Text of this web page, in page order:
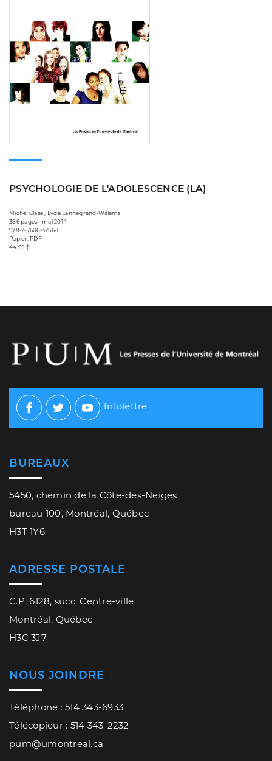
PSYCHOLOGIE DE L'ADOLESCENCE (LA)
Michel Claes , Lyda Lannegrand-Willems
386 pages • mai 2014
978-2-7606-3256-1
Papier, PDF
44,95 $
Facebook
TwitterYoutube
Infolettre
BUREAUX
5450, chemin de la Côte-des-Neiges,
bureau 100, Montréal, Québec
H3T 1Y6
ADRESSE POSTALE
C.P. 6128, succ. Centre-ville
Montréal, Québec
H3C 3J7
NOUS JOINDRE
Téléphone : 514 343-6933
Télécopieur : 514 343-2232
pum@umontreal.ca